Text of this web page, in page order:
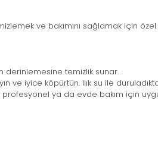
ve bakımını sağlamak için
derinlemesine temizlik sunar.
ve iyice köpürtün. Ilık su ile
profesyonel ya da evde bakım için